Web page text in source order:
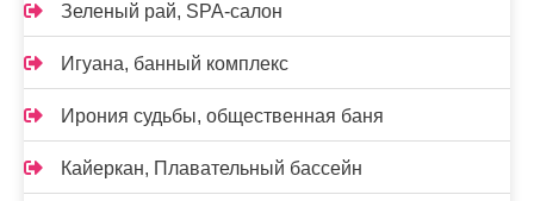
Зеленый рай, SPA-салон
Игуана, банный комплекс
Ирония судьбы, общественная баня
Кайеркан, Плавательный бассейн